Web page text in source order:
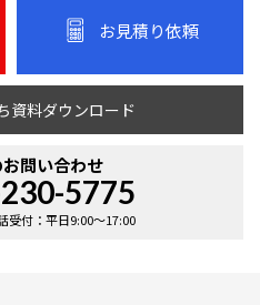
お見積り依頼
資料ダウンロード
お問い合わせ
5775
受付：平日9:00〜17:00